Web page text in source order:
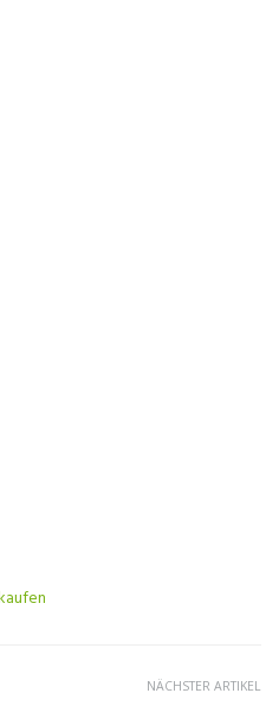
NÄCHSTER ARTIKEL